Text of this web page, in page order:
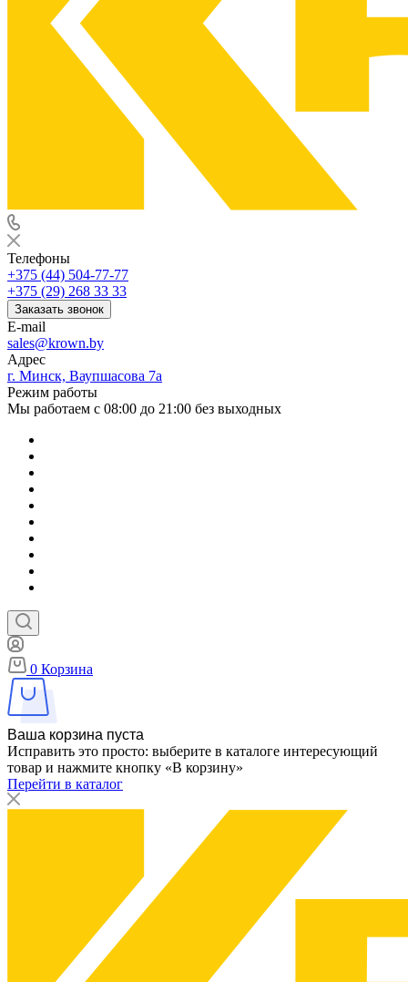
Телефоны
+375 (44) 504-77-77
+375 (29) 268 33 33
Заказать звонок
E-mail
sales@krown.by
Адрес
г. Минск, Ваупшасова 7а
Режим работы
Мы работаем с 08:00 до 21:00 без выходных
0 Корзина
Ваша корзина пуста
Исправить это просто: выберите в каталоге интересующий
товар и нажмите кнопку «В корзину»
Перейти в каталог